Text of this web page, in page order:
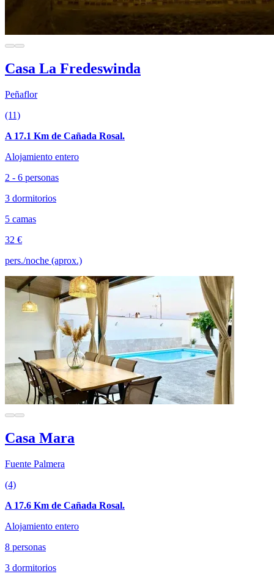
Casa La Fredeswinda
Peñaflor
(11)
A 17.1 Km de Cañada Rosal.
Alojamiento entero
2 - 6 personas
3 dormitorios
5 camas
32 €
pers./noche (aprox.)
Casa Mara
Fuente Palmera
(4)
A 17.6 Km de Cañada Rosal.
Alojamiento entero
8 personas
3 dormitorios